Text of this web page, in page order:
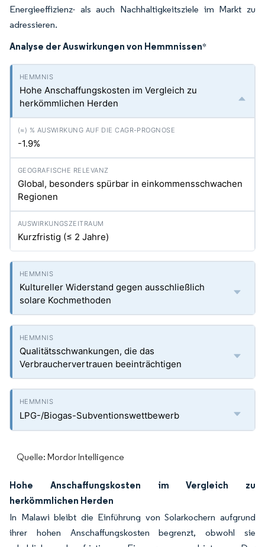
Energieeffizienz- als auch Nachhaltigkeitsziele im Markt zu
adressieren.
Analyse der Auswirkungen von Hemmnissen*
Hohe Anschaffungskosten im Vergleich zu
herkömmlichen Herden
-1.9%
Global, besonders spürbar in einkommensschwachen
Regionen
Kurzfristig (≤ 2 Jahre)
Kultureller Widerstand gegen ausschließlich
solare Kochmethoden
Qualitätsschwankungen, die das
Verbrauchervertrauen beeinträchtigen
LPG-/Biogas-Subventionswettbewerb
Quelle: Mordor Intelligence
Hohe Anschaffungskosten im Vergleich zu
herkömmlichen Herden
In Malawi bleibt die Einführung von Solarkochern aufgrund
ihrer hohen Anschaffungskosten begrenzt, obwohl sie